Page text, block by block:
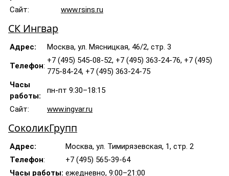
Сайт: www.rsins.ru
СК Ингвар
Адрес: Москва, ул. Мясницкая, 46/2, стр. 3
Телефон:
+7 (495) 545-08-52, +7 (495) 363-24-76, +7 (495)
775-84-24, +7 (495) 363-24-75
Часы
работы:
пн-пт 9:30–18:15
Сайт: www.ingvar.ru
СоколикГрупп
Адрес:
Москва, ул. Тимирязевская, 1, стр. 2
Телефон:
+7 (495) 565-39-64
Часы работы: ежедневно, 9:00–21:00